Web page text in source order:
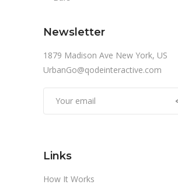
Newsletter
1879 Madison Ave New York, US
UrbanGo@qodeinteractive.com
Links
How It Works